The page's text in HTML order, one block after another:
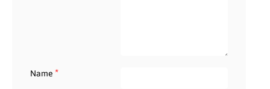
Name *